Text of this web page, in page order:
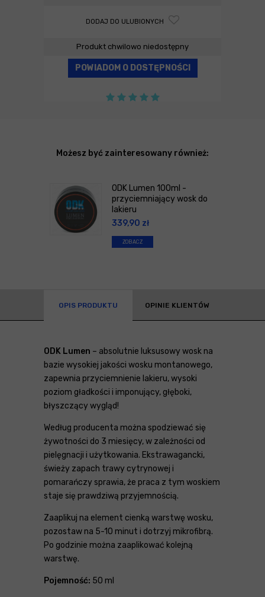
DODAJ DO ULUBIONYCH
Produkt chwilowo niedostępny
POWIADOM O DOSTĘPNOŚCI
Możesz być zainteresowany również:
ODK Lumen 100ml -
przyciemniający wosk do
lakieru
339,90 zł
ZOBACZ
OPIS PRODUKTU OPINIE KLIENTÓW
ODK Lumen – absolutnie luksusowy wosk na
bazie wysokiej jakości wosku montanowego,
zapewnia przyciemnienie lakieru, wysoki
poziom gładkości i imponujący, głęboki,
błyszczący wygląd!
Według producenta można spodziewać się
żywotności do 3 miesięcy, w zależności od
pielęgnacji i użytkowania. Ekstrawagancki,
świeży zapach trawy cytrynowej i
pomarańczy sprawia, że ​​praca z tym woskiem
staje się prawdziwą przyjemnością.
Zaaplikuj na element cienką warstwę wosku,
pozostaw na 5-10 minut i dotrzyj mikrofibrą.
Po godzinie można zaaplikować kolejną
warstwę.
Pojemność: 50 ml